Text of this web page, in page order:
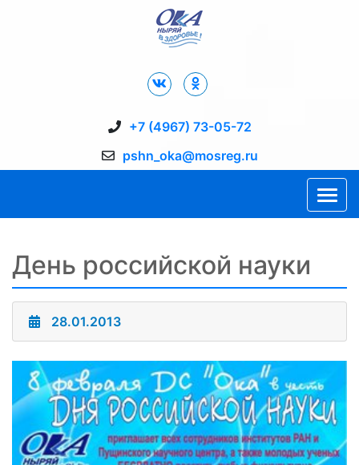
+7 (4967) 73-05-72
pshn_oka@mosreg.ru
День российской науки
28.01.2013